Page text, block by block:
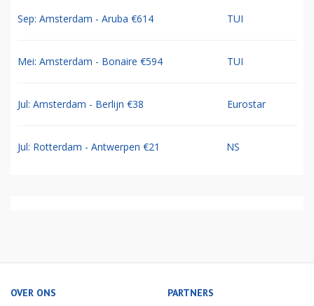
Sep: Amsterdam - Aruba €614 TUI
Mei: Amsterdam - Bonaire €594 TUI
Jul: Amsterdam - Berlijn €38 Eurostar
Jul: Rotterdam - Antwerpen €21 NS
OVER ONS PARTNERS